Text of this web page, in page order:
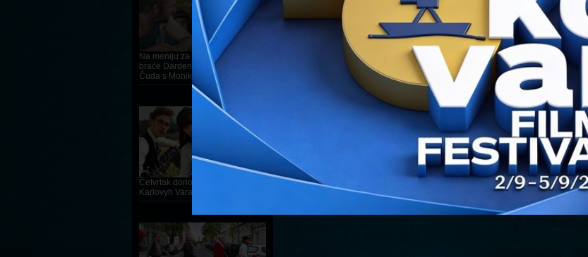
Na meniju za petak novi film
braće Dardenne i nagrađivana
Čuda s Monikom Bellucci
DETALJNIJE
Četvrtak donosi laureate
Karlovyh Vara i Sundancea
Redatelj: Simon Szabó
Godina: 2013.
FILM INFO »